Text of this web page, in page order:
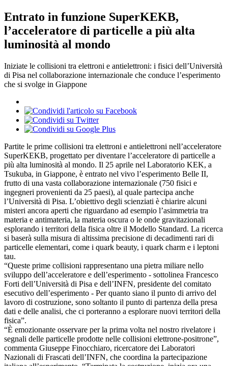
Entrato in funzione SuperKEKB,
l’acceleratore di particelle a più alta
luminosità al mondo
Iniziate le collisioni tra elettroni e antielettroni: i fisici dell’Università
di Pisa nel collaborazione internazionale che conduce l’esperimento
che si svolge in Giappone
Partite le prime collisioni tra elettroni e antielettroni nell’acceleratore
SuperKEKB, progettato per diventare l’acceleratore di particelle a
più alta luminosità al mondo. Il 25 aprile nel Laboratorio KEK, a
Tsukuba, in Giappone, è entrato nel vivo l’esperimento Belle II,
frutto di una vasta collaborazione internazionale (750 fisici e
ingegneri provenienti da 25 paesi), al quale partecipa anche
l’Università di Pisa. L’obiettivo degli scienziati è chiarire alcuni
misteri ancora aperti che riguardano ad esempio l’asimmetria tra
materia e antimateria, la materia oscura o le onde gravitazionali
esplorando i territori della fisica oltre il Modello Standard. La ricerca
si baserà sulla misura di altissima precisione di decadimenti rari di
particelle elementari, come i quark beauty, i quark charm e i leptoni
tau.
“Queste prime collisioni rappresentano una pietra miliare nello
sviluppo dell’acceleratore e dell’esperimento - sottolinea Francesco
Forti dell’Università di Pisa e dell’INFN, presidente del comitato
esecutivo dell’esperimento - Per quanto siano il punto di arrivo del
lavoro di costruzione, sono soltanto il punto di partenza della presa
dati e delle analisi, che ci porteranno a esplorare nuovi territori della
fisica”.
“È emozionante osservare per la prima volta nel nostro rivelatore i
segnali delle particelle prodotte nelle collisioni elettrone-positrone”,
commenta Giuseppe Finocchiaro, ricercatore dei Laboratori
Nazionali di Frascati dell’INFN, che coordina la partecipazione